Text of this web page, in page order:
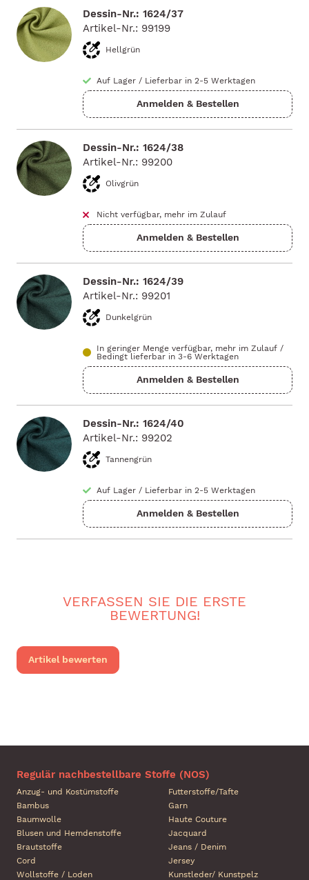
Dessin-Nr.: 1624/37
Artikel-Nr.: 99199
Hellgrün
Auf Lager / Lieferbar in 2-5 Werktagen
Dessin-Nr.: 1624/38
Artikel-Nr.: 99200
Olivgrün
Nicht verfügbar, mehr im Zulauf
Dessin-Nr.: 1624/39
Artikel-Nr.: 99201
Dunkelgrün
In geringer Menge verfügbar, mehr im Zulauf /
Bedingt lieferbar in 3-6 Werktagen
Dessin-Nr.: 1624/40
Artikel-Nr.: 99202
Tannengrün
Auf Lager / Lieferbar in 2-5 Werktagen
VERFASSEN SIE DIE ERSTE
BEWERTUNG!
Artikel bewerten
Regulär nachbestellbare Stoffe (NOS)
Anzug- und Kostümstoffe
Bambus
Baumwolle
Blusen und Hemdenstoffe
Brautstoffe
Cord
Wollstoffe / Loden
Futterstoffe/Tafte
Garn
Haute Couture
Jacquard
Jeans / Denim
Jersey
Kunstleder/ Kunstpelz